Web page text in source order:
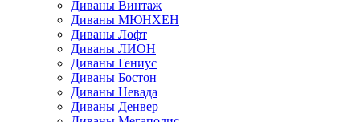
Диваны Винтаж
Диваны МЮНХЕН
Диваны Лофт
Диваны ЛИОН
Диваны Гениус
Диваны Бостон
Диваны Невада
Диваны Денвер